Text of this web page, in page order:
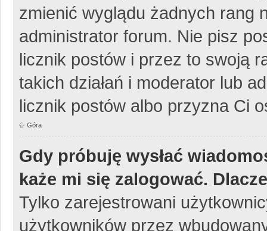
zmienić wyglądu żadnych rang
administrator forum. Nie pisz
licznik postów i przez to swoją
takich działań i moderator lub
licznik postów albo przyzna Ci
Góra
Gdy próbuję wysłać
każe mi się zalogować.
Tylko zarejestrowani
użytkowników przez